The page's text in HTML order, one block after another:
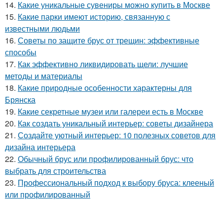
14. Какие уникальные сувениры можно купить в Москве
15. Какие парки имеют историю, связанную с
известными людьми
16. Советы по защите брус от трещин: эффективные
способы
17. Как эффективно ликвидировать щели: лучшие
методы и материалы
18. Какие природные особенности характерны для
Брянска
19. Какие секретные музеи или галереи есть в Москве
20. Как создать уникальный интерьер: советы дизайнера
21. Создайте уютный интерьер: 10 полезных советов для
дизайна интерьера
22. Обычный брус или профилированный брус: что
выбрать для строительства
23. Профессиональный подход к выбору бруса: клееный
или профилированный